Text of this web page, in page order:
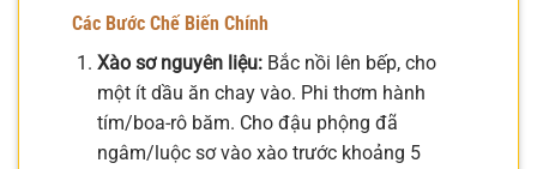
Các Bước Chế Biến Chính
Xào sơ nguyên liệu:Bắc nồi lên bếp, cho
một ít dầu ăn chay vào. Phi thơm hành
tím/boa-rô băm. Cho đậu phộng đã
ngâm/luộc sơ vào xào trước khoảng 5